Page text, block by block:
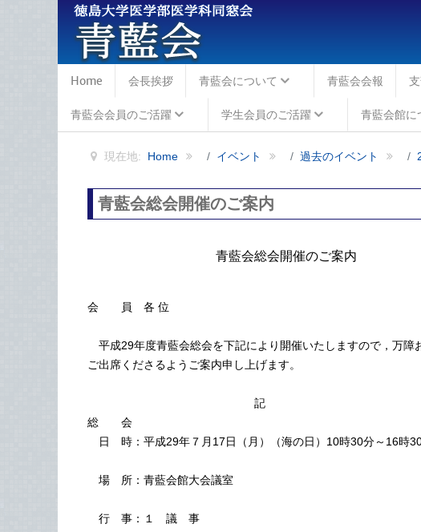
Home 会長挨拶 青藍会について 青藍会会報
青藍会会員のご活躍 学生会員のご活躍 青藍会館に
現在地: Home イベント 過去のイベント
青藍会総会開催のご案内
青藍会総会開催のご案内
会 員 各 位
平成29年度青藍会総会を下記により開催いたしますので，万障
ご出席くださるようご案内申し上げます。
記
総 会
日 時：平成29年７月17日（月）（海の日）10時30分～16時
場 所：青藍会館大会議室
行 事：１ 議 事